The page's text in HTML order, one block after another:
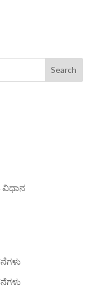
Search
ವಿಧಾನ